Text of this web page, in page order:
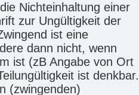
Nichteinhaltung einer
zur Ungültigkeit der
ist eine
dann nicht, wenn
ist (zB Angabe von Ort
ist denkbar.
(zwingenden)